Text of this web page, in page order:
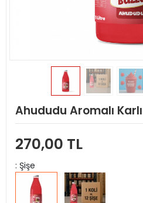
Ahududu Aromalı Karlı
270,00 TL
: Şişe